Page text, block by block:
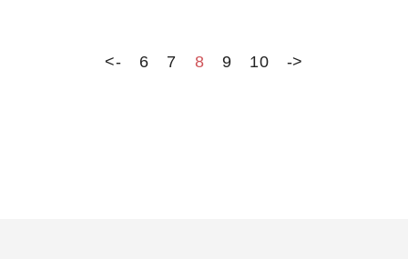
<- 6 7 8 9 10 ->